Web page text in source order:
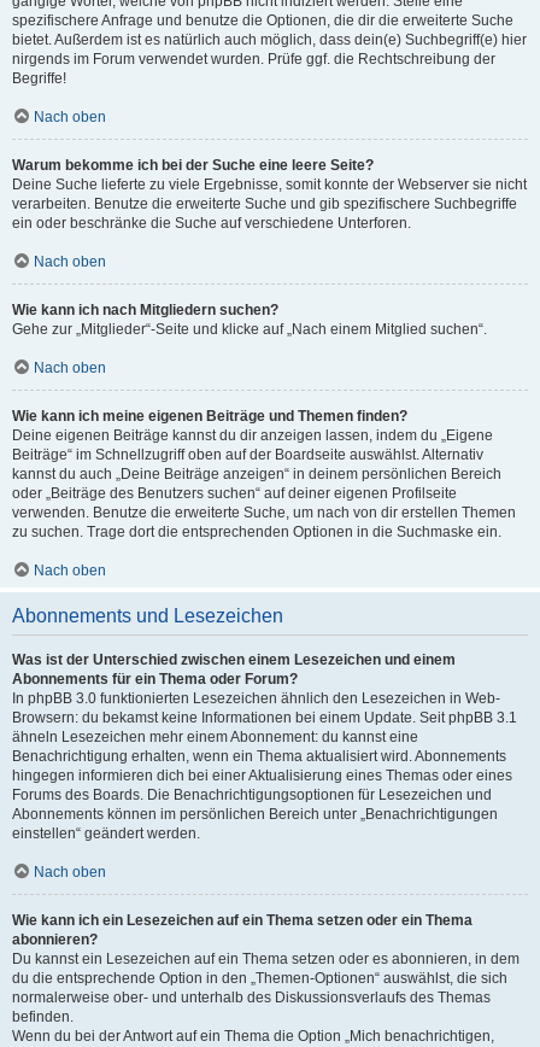
spezifischere Anfrage und benutze die Optionen, die dir die erweiterte Suche
bietet. Außerdem ist es natürlich auch möglich, dass dein(e) Suchbegriff(e) hier
nirgends im Forum verwendet wurden. Prüfe ggf. die Rechtschreibung der
Begriffe!
Nach oben
Warum bekomme ich bei der Suche eine leere Seite?
Deine Suche lieferte zu viele Ergebnisse, somit konnte der Webserver sie nicht
verarbeiten. Benutze die erweiterte Suche und gib spezifischere Suchbegriffe
ein oder beschränke die Suche auf verschiedene Unterforen.
Nach oben
Wie kann ich nach Mitgliedern suchen?
Gehe zur „Mitglieder“-Seite und klicke auf „Nach einem Mitglied suchen“.
Nach oben
Wie kann ich meine eigenen Beiträge und Themen finden?
Deine eigenen Beiträge kannst du dir anzeigen lassen, indem du „Eigene
Beiträge“ im Schnellzugriff oben auf der Boardseite auswählst. Alternativ
kannst du auch „Deine Beiträge anzeigen“ in deinem persönlichen Bereich
oder „Beiträge des Benutzers suchen“ auf deiner eigenen Profilseite
verwenden. Benutze die erweiterte Suche, um nach von dir erstellen Themen
zu suchen. Trage dort die entsprechenden Optionen in die Suchmaske ein.
Nach oben
Abonnements und Lesezeichen
Was ist der Unterschied zwischen einem Lesezeichen und einem
Abonnements für ein Thema oder Forum?
In phpBB 3.0 funktionierten Lesezeichen ähnlich den Lesezeichen in Web-
Browsern: du bekamst keine Informationen bei einem Update. Seit phpBB 3.1
ähneln Lesezeichen mehr einem Abonnement: du kannst eine
Benachrichtigung erhalten, wenn ein Thema aktualisiert wird. Abonnements
hingegen informieren dich bei einer Aktualisierung eines Themas oder eines
Forums des Boards. Die Benachrichtigungsoptionen für Lesezeichen und
Abonnements können im persönlichen Bereich unter „Benachrichtigungen
einstellen“ geändert werden.
Nach oben
Wie kann ich ein Lesezeichen auf ein Thema setzen oder ein Thema
abonnieren?
Du kannst ein Lesezeichen auf ein Thema setzen oder es abonnieren, in dem
du die entsprechende Option in den „Themen-Optionen“ auswählst, die sich
normalerweise ober- und unterhalb des Diskussionsverlaufs des Themas
befinden.
Wenn du bei der Antwort auf ein Thema die Option „Mich benachrichtigen,